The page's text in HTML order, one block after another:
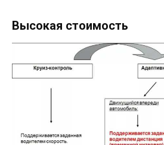
Высокая стоимость